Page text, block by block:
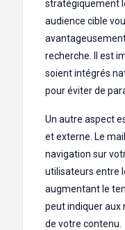
stratégiquement
audience cible
recherche. Il est
soient intégrés
pour éviter de
Un autre aspect
et externe. Le
navigation sur
utilisateurs entre
augmentant le
peut indiquer aux
de votre contenu.